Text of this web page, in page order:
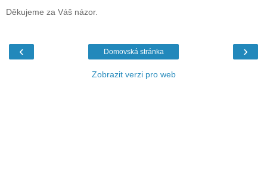
Děkujeme za Váš názor.
‹ ›
Domovská stránka
Zobrazit verzi pro web